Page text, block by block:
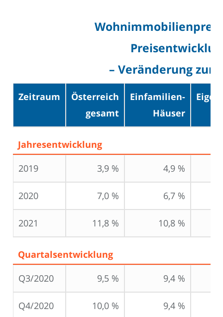
– Veränderung
Zeitraum
Österreich
gesamt
Einfamilien-
Häuser
Jahresentwicklung
2019
3,9 % 4,9 %
2020 7,0 % 6,7 %
2021 11,8 % 10,8 %
Quartalsentwicklung
Q3/2020
9,5 % 9,4 %
Q4/2020 10,0 % 9,4 %